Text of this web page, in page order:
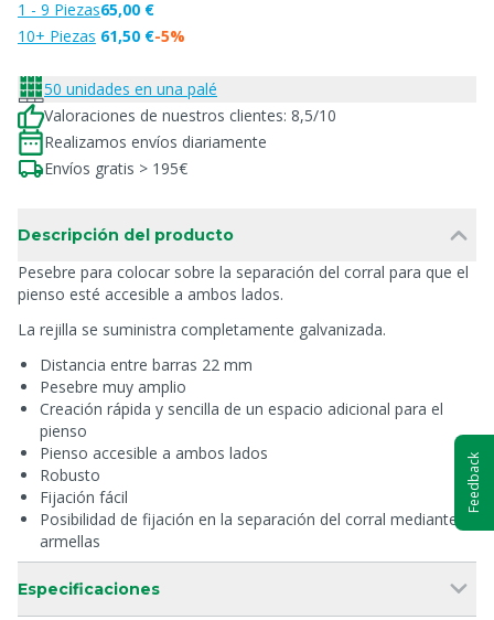
1 - 9 Piezas
10+ Piezas
65,00 €
61,50 €-5%
50 unidades en una palé
Valoraciones de nuestros clientes: 8,5/10
Realizamos envíos diariamente
Envíos gratis > 195€
Descripción del producto
Pesebre para colocar sobre la separación del corral para que el
pienso esté accesible a ambos lados.
La rejilla se suministra completamente galvanizada.
Distancia entre barras 22 mm
Pesebre muy amplio
Creación rápida y sencilla de un espacio adicional para el
pienso
Pienso accesible a ambos lados
Robusto
Fijación fácil
Posibilidad de fijación en la separación del corral mediante
armellas
Especificaciones
Feedback